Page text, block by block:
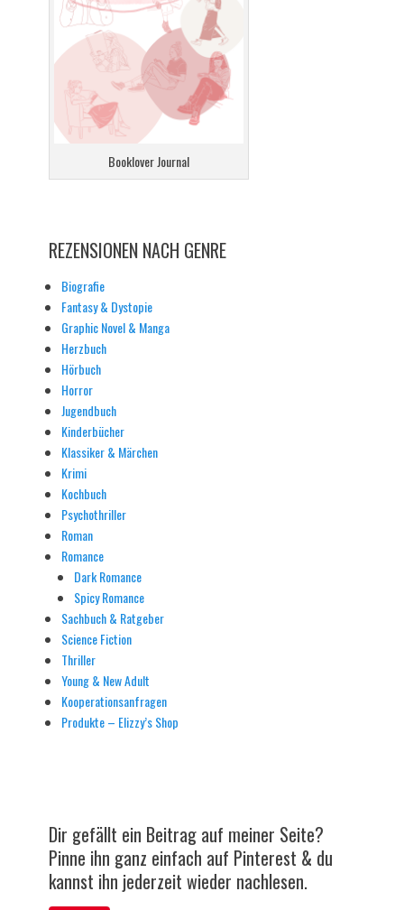
Booklover Journal
REZENSIONEN NACH GENRE
Biografie
Fantasy & Dystopie
Graphic Novel & Manga
Herzbuch
Hörbuch
Horror
Jugendbuch
Kinderbücher
Klassiker & Märchen
Krimi
Kochbuch
Psychothriller
Roman
Romance
Dark Romance
Spicy Romance
Sachbuch & Ratgeber
Science Fiction
Thriller
Young & New Adult
Kooperationsanfragen
Produkte – Elizzy’s Shop
Dir gefällt ein Beitrag auf meiner Seite?
Pinne ihn ganz einfach auf Pinterest & du
kannst ihn jederzeit wieder nachlesen.